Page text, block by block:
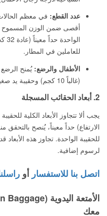
عدد القطع: في معظم
أقصى ضمن الوزن المسموح
للعاملين في المطار.
الأطفال والرضع: يُمنح
(غالباً 10 كجم) وحقيبة يد صغيرة وعربة أطفال قابلة للطي مجانية.
2. أبعاد الحقائب المسجلة
يجب ألا تتجاوز الأبعاد الكلية
الارتفاع) حداً معيناً، يُنصح بالتحقق
للحقيبة الواحدة. تجاوز هذه
لرسوم إضافية.
اتصل بنا للاستفسار أو
معك